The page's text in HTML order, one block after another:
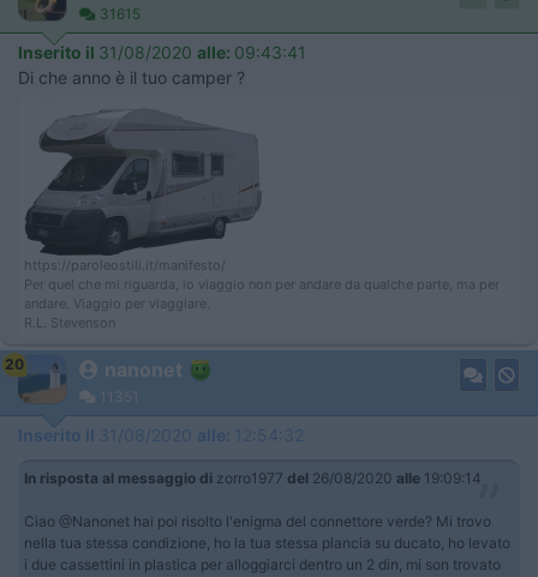
31615
Inserito il 31/08/2020 alle: 09:43:41
Di che anno è il tuo camper ?
https://paroleostili.it/manifesto/
Per quel che mi riguarda, io viaggio non per andare da qualche parte, ma per
andare. Viaggio per viaggiare.
R.L. Stevenson
20 nanonet
11351
Inserito il 31/08/2020 alle: 12:54:32
In risposta al messaggio di zorro1977 del 26/08/2020 alle 19:09:14
Ciao @Nanonet hai poi risolto l'enigma del connettore verde? Mi trovo
nella tua stessa condizione, ho la tua stessa plancia su ducato, ho levato
i due cassettini in plastica per alloggiarci dentro un 2 din, mi son trovato